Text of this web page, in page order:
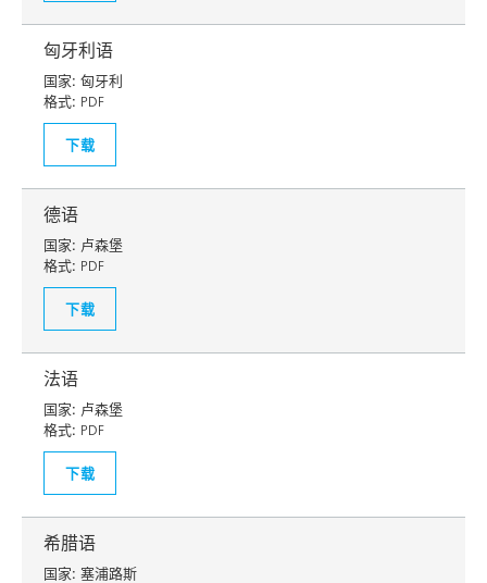
匈牙利语
国家: 匈牙利
格式: PDF
下载
德语
国家: 卢森堡
格式: PDF
下载
法语
国家: 卢森堡
格式: PDF
下载
希腊语
国家: 塞浦路斯